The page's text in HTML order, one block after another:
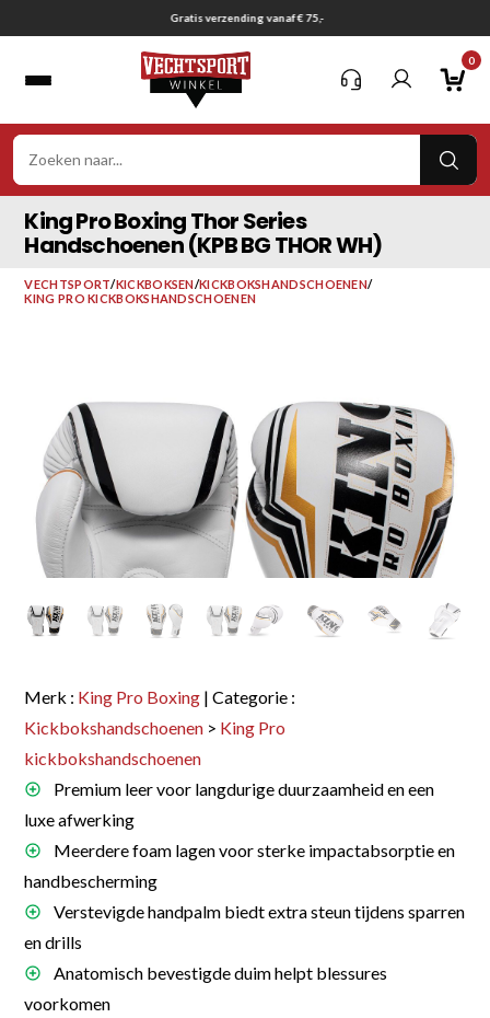
naar
Gratis verzending vanaf € 75,-
0
King Pro Boxing Thor Series
Handschoenen (KPB BG THOR WH)
VECHTSPORT/KICKBOKSEN/KICKBOKSHANDSCHOENEN/
KING PRO KICKBOKSHANDSCHOENEN
Merk : King Pro Boxing | Categorie :
Kickbokshandschoenen > King Pro
kickbokshandschoenen
Premium leer voor langdurige duurzaamheid en een
luxe afwerking
Meerdere foam lagen voor sterke impactabsorptie en
handbescherming
Verstevigde handpalm biedt extra steun tijdens sparren
en drills
Anatomisch bevestigde duim helpt blessures
voorkomen